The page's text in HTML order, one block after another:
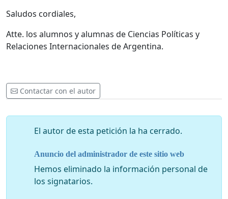
Saludos cordiales,
Atte. los alumnos y alumnas de Ciencias Políticas y
Relaciones Internacionales de Argentina.
Contactar con el autor
El autor de esta petición la ha cerrado.
Anuncio del administrador de este sitio web
Hemos eliminado la información personal de
los signatarios.